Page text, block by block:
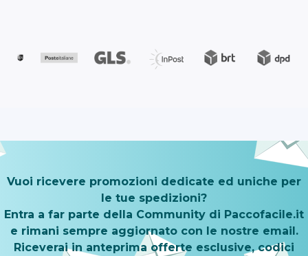
Vuoi ricevere promozioni dedicate ed uniche per
le tue spedizioni?
Entra a far parte della Community di Paccofacile.it
e rimani sempre aggiornato con le nostre email.
Riceverai in anteprima offerte esclusive, codici